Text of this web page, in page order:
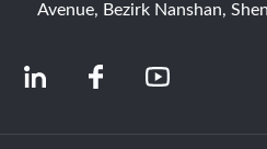
Avenue, Bezirk Nanshan,